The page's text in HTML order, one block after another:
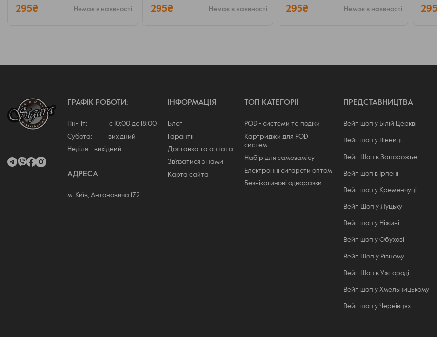
понемногу проворачивать стик, а окончанием послужит полоска, отделяющая фильтр, в непосредственной
295₴ Немає в наявності 295₴ Немає в наявності 295₴ Немає в наявності
ГРАФІК РОБОТИ:
Пн-Пт: с 10:00 до 18:00
Субота: вихідний
Неділя: вихідний
АДРЕСА
м. Київ, Антоновича 172
ІНФОРМАЦІЯ
Блог
Гарантії
Доставка та оплата
Зв'язатися з нами
Карта сайта
ТОП КАТЕГОРІЇ
POD - системи та подіки
Картриджи для POD
систем
Набір для самозамісу
Електронні сигарети оптом
Безнікотинові одноразки
ПРЕДСТАВНИЦТВА
Вейп шоп у Білій Церкві
Вейп шоп у Вінниці
Вейп Шоп в Запорожье
Вейп шоп в Ірпені
Вейп шоп у Кременчуці
Вейп Шоп у Луцьку
Вейп шоп у Ніжині
Вейп шоп у Обухові
Вейп Шоп у Рівному
Вейп Шоп в Ужгороді
Вейп шоп у Хмельницькому
Вейп шоп у Чернівцях